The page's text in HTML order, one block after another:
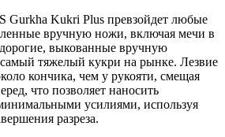
Gurkha Kukri Plus превзойдет любые
вручную ножи, включая мечи в
выкованные вручную
тяжелый кукри на рынке. Лезвие
кончика, чем у рукояти, смещая
что позволяет наносить
усилиями, используя
разреза.